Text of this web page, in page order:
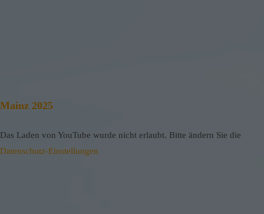
Mainz 2025
Das Laden von YouTube wurde nicht erlaubt. Bitte ändern Sie die
Datenschutz-Einstellungen